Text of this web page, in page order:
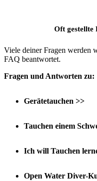
Oft gestellte
Viele deiner Fragen werden
FAQ beantwortet.
Fragen und Antworten zu:
Gerätetauchen >>
Tauchen einem
Ich will Tauchen
Open Water Diver-